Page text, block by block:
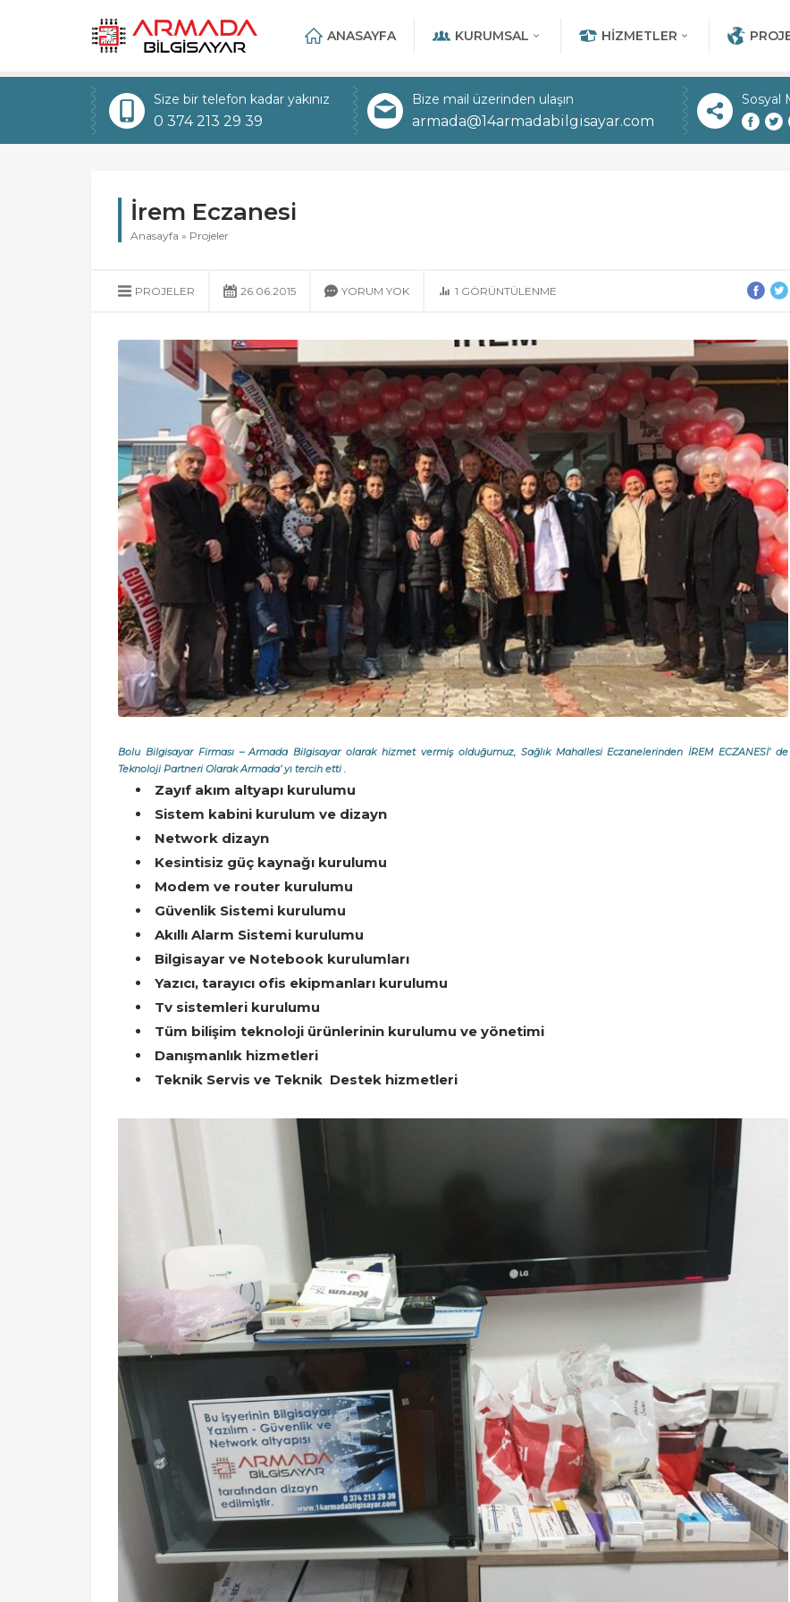
ANASAYFA KURUMSAL HIZMETLER
Size bir telefon kadar yakınız
0 374 213 29 39
Bize mail üzerinden ulaşın
armada@14armadabilgisayar.com
Sosyal
İrem Eczanesi
Anasayfa » Projeler
PROJELER 26.06.2015 YORUM YOK 1 GÖRÜNTÜLENME
Bolu Bilgisayar Firması – Armada Bilgisayar olarak hizmet vermiş olduğumuz, Sağlık Mahallesi Eczanelerinden İREM ECZANESİ’ de
Teknoloji Partneri Olarak Armada’ yı tercih etti .
Zayıf akım altyapı kurulumu
Sistem kabini kurulum ve dizayn
Network dizayn
Kesintisiz güç kaynağı kurulumu
Modem ve router kurulumu
Güvenlik Sistemi kurulumu
Akıllı Alarm Sistemi kurulumu
Bilgisayar ve Notebook kurulumları
Yazıcı, tarayıcı ofis ekipmanları kurulumu
Tv sistemleri kurulumu
Tüm bilişim teknoloji ürünlerinin kurulumu ve yönetimi
Danışmanlık hizmetleri
Teknik Servis ve Teknik Destek hizmetleri